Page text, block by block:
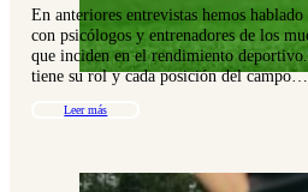
En anteriores entrevistas hemos hablado
con psicólogos y entrenadores de los
que inciden en el rendimiento
tiene su rol y cada posición del campo…
Leer más